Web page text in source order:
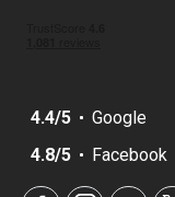
4.4/5
Google
4.8/5
Facebook